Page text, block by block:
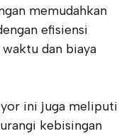
memudahkan
efisiensi
dan biaya
ini juga meliputi
kebisingan